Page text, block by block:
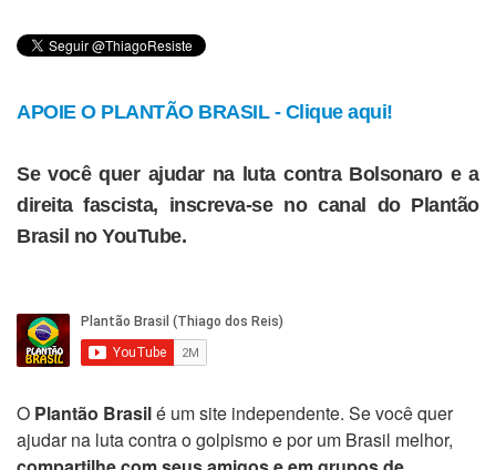
APOIE O PLANTÃO BRASIL - Clique aqui!
Se você quer ajudar na luta contra Bolsonaro e a
direita fascista, inscreva-se no canal do Plantão
Brasil no YouTube.
O Plantão Brasilé um site independente. Se você quer
ajudar na luta contra o golpismo e por um Brasil melhor,